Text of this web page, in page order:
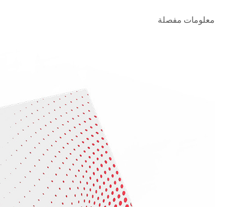
معلومات مفصلة